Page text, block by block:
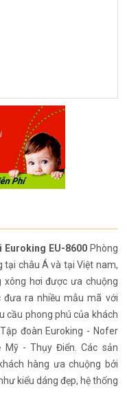
Euroking EU-8600 Phòng
châu Á và tại Việt nam,
hơi được ưa chuộng
đưa ra nhiều mẫu mã với
cầu phong phú của khách
đoàn Euroking - Nofer
- Thụy Điển. Các sản
hàng ưa chuộng bởi
kiểu dáng đẹp, hệ thống